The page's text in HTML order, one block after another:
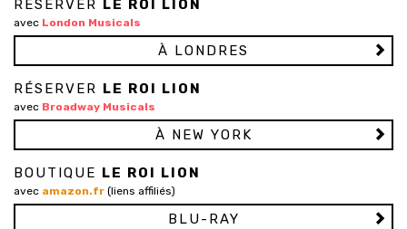
RÉSERVER LE ROI LION
avec London Musicals
À LONDRES
RÉSERVER LE ROI LION
avec Broadway Musicals
À NEW YORK
BOUTIQUE LE ROI LION
avec amazon.fr (liens affiliés)
BLU-RAY